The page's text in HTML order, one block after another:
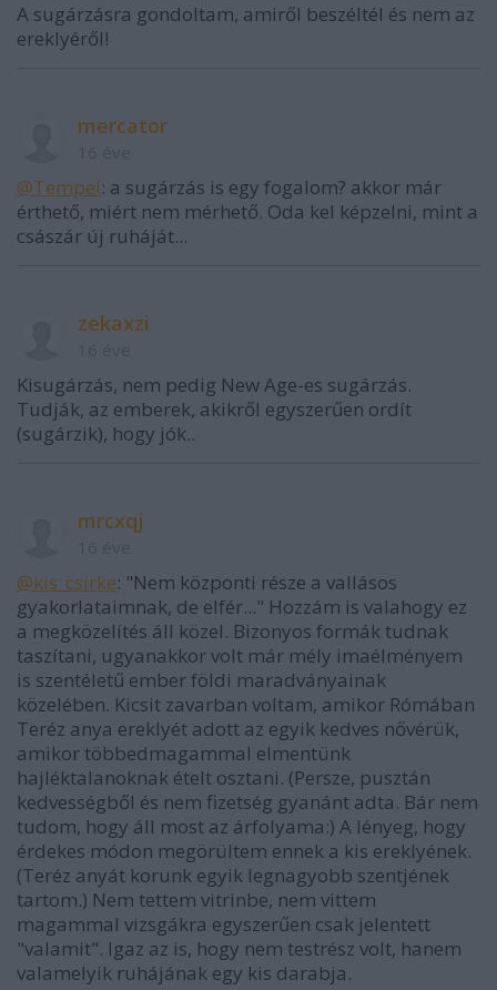
A sugárzásra gondoltam, amiről beszéltél és nem az
ereklyéről!
mercator
@Tempel: a sugárzás is egy fogalom? akkor már
érthető, miért nem mérhető. Oda kel képzelni, mint a
császár új ruháját...
zekaxzi
Kisugárzás, nem pedig New Age-es sugárzás.
Tudják, az emberek, akikről egyszerűen ordít
(sugárzik), hogy jók..
mrcxqj
@kis_csirke: "Nem központi része a vallásos
gyakorlataimnak, de elfér..." Hozzám is valahogy ez
a megközelítés áll közel. Bizonyos formák tudnak
taszítani, ugyanakkor volt már mély imaélményem
is szentéletű ember földi maradványainak
közelében. Kicsit zavarban voltam, amikor Rómában
Teréz anya ereklyét adott az egyik kedves nővérük,
amikor többedmagammal elmentünk
hajléktalanoknak ételt osztani. (Persze, pusztán
kedvességből és nem fizetség gyanánt adta. Bár nem
tudom, hogy áll most az árfolyama:) A lényeg, hogy
érdekes módon megörültem ennek a kis ereklyének.
(Teréz anyát korunk egyik legnagyobb szentjének
tartom.) Nem tettem vitrinbe, nem vittem
magammal vizsgákra egyszerűen csak jelentett
"valamit". Igaz az is, hogy nem testrész volt, hanem
valamelyik ruhájának egy kis darabja.